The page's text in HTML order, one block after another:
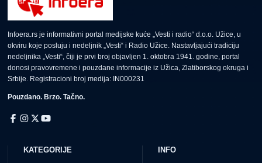
Infoera.rs je informativni portal medijske kuće „Vesti i radio“ d.o.o. Užice, u
okviru koje posluju i nedeljnik „Vesti“ i Radio Užice. Nastavljajući tradiciju
nedeljnika „Vesti“, čiji je prvi broj objavljen 1. oktobra 1941. godine, portal
donosi pravovremene i pouzdane informacije iz Užica, Zlatiborskog okruga i
Srbije. Registracioni broj medija: IN000231
Pouzdano. Brzo. Tačno.
KATEGORIJE INFO